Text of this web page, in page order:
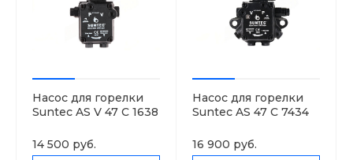
Насос для горелки
Suntec AS V 47 C 1638
14 500 руб.
Насос для горелки
Suntec AS 47 C 7434
16 900 руб.